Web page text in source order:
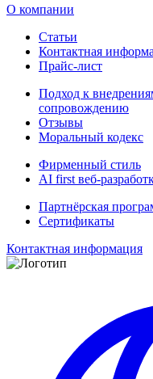
О компании
Статьи
Контактная
Прайс-лист
Подход к
сопровождению
Отзывы
Моральный кодекс
Фирменный стиль
AI first веб-
Партнёрская
Сертификаты
Контактная информация